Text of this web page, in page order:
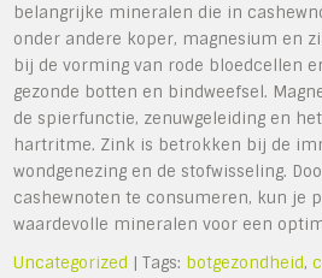
belangrijke mineralen die in
onder andere koper, magnesium en
bij de vorming van rode bloedcellen
gezonde botten en bindweefsel.
de spierfunctie, zenuwgeleiding en
hartritme. Zink is betrokken bij de
wondgenezing en de stofwisseling.
cashewnoten te consumeren, kun je
waardevolle mineralen voor een
Uncategorized | Tags: botgezondheid,